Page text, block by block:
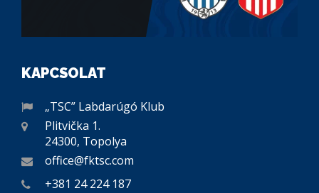
KAPCSOLAT
„TSC” Labdarúgó Klub
Plitvička 1.
24300, Topolya
office@fktsc.com
+381 24 224 187